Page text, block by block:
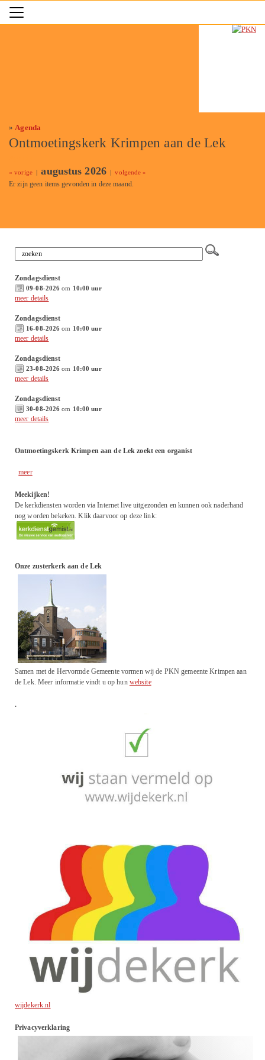
»Agenda
Ontmoetingskerk Krimpen aan de Lek
« vorige|augustus 2026|volgende »
Er zijn geen items gevonden in deze maand.
Zondagsdienst
09-08-2026 om 10:00 uur
meer details
Zondagsdienst
16-08-2026 om 10:00 uur
meer details
Zondagsdienst
23-08-2026 om 10:00 uur
meer details
Zondagsdienst
30-08-2026 om 10:00 uur
meer details
Ontmoetingskerk Krimpen aan de Lek zoekt een organist
meer
Meekijken!
De kerkdiensten worden via Internet live uitgezonden en kunnen ook naderhand
nog worden bekeken. Klik daarvoor op deze link:
Onze zusterkerk aan de Lek
Samen met de Hervormde Gemeente vormen wij de PKN gemeente Krimpen aan
de Lek. Meer informatie vindt u op hun website
.
wijdekerk.nl
Privacyverklaring